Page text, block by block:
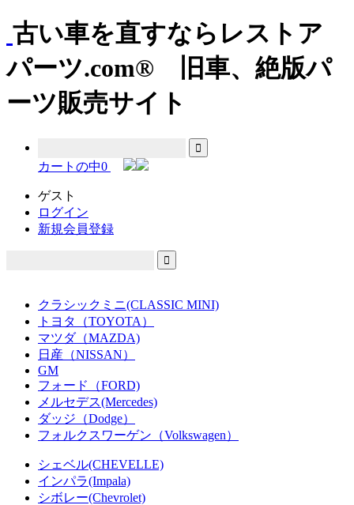
古い車を直すならレストア
パーツ.com® 旧車、絶版パ
ーツ販売サイト
カートの中0
ゲスト
ログイン
新規会員登録
クラシックミニ(CLASSIC MINI)
トヨタ（TOYOTA）
マツダ（MAZDA)
日産（NISSAN）
GM
フォード（FORD)
メルセデス(Mercedes)
ダッジ（Dodge）
フォルクスワーゲン（Volkswagen）
シェベル(CHEVELLE)
インパラ(Impala)
シボレー(Chevrolet)